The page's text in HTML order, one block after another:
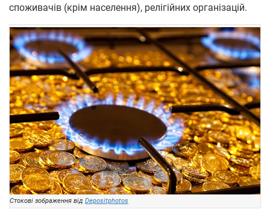
споживачів (крім населення), релігійних організацій.
Стокові зображення від Depositphotos